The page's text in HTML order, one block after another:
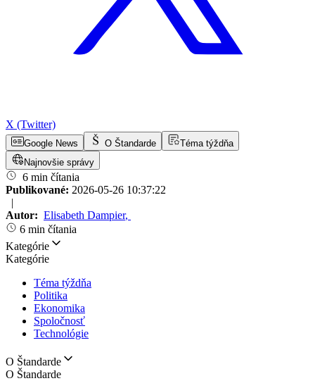
X (Twitter)
Google News O Štandarde
Téma týždňa
Najnovšie správy
6 min čítania
Publikované: 2026-05-26 10:37:22
|
Autor: Elisabeth Dampier,
6 min čítania
Kategórie
Kategórie
Téma týždňa
Politika
Ekonomika
Spoločnosť
Technológie
O Štandarde
O Štandarde